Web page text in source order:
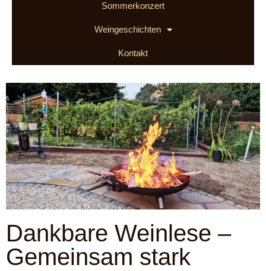
Sommerkonzert
Weingeschichten
Kontakt
Dankbare Weinlese –
Gemeinsam stark